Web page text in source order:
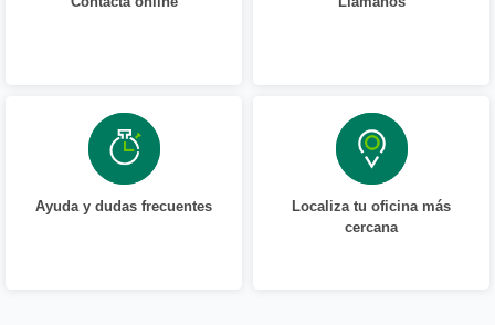
Ayuda y dudas frecuentes
Localiza tu oficina más
cercana